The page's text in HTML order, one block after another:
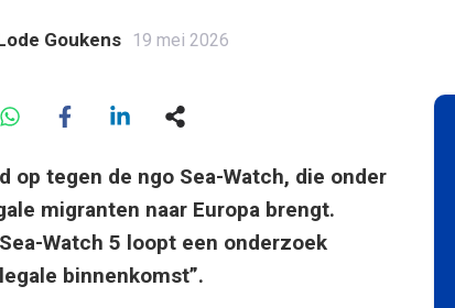
Goukens 19 mei 2026
op tegen de ngo Sea-Watch, die onder
migranten naar Europa brengt.
Watch 5 loopt een onderzoek
binnenkomst”.